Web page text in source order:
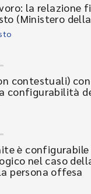
la relazione
(Ministero
contestuali)
configurabilità
è
nel caso
persona offesa